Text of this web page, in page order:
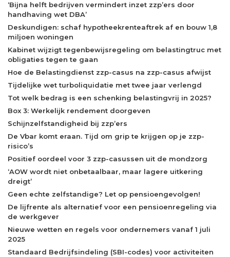
‘Bijna helft bedrijven vermindert inzet zzp’ers door
handhaving wet DBA’
Deskundigen: schaf hypotheekrenteaftrek af en bouw 1,8
miljoen woningen
Kabinet wijzigt tegenbewijsregeling om belastingtruc met
obligaties tegen te gaan
Hoe de Belastingdienst zzp-casus na zzp-casus afwijst
Tijdelijke wet turboliquidatie met twee jaar verlengd
Tot welk bedrag is een schenking belastingvrij in 2025?
Box 3: Werkelijk rendement doorgeven
Schijnzelfstandigheid bij zzp’ers
De Vbar komt eraan. Tijd om grip te krijgen op je zzp-
risico’s
Positief oordeel voor 3 zzp-casussen uit de mondzorg
‘AOW wordt niet onbetaalbaar, maar lagere uitkering
dreigt’
Geen echte zelfstandige? Let op pensioengevolgen!
De lijfrente als alternatief voor een pensioenregeling via
de werkgever
Nieuwe wetten en regels voor ondernemers vanaf 1 juli
2025
Standaard Bedrijfsindeling (SBI-codes) voor activiteiten